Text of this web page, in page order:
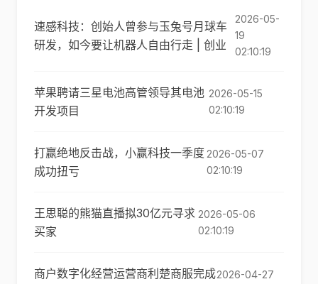
速感科技：创始人曾参与玉兔号月球车
研发，如今要让机器人自由行走 | 创业
2026-05-
19
02:10:19
苹果聘请三星电池高管领导其电池
开发项目
2026-05-15
02:10:19
打赢绝地反击战，小赢科技一季度
成功扭亏
2026-05-07
02:10:19
王思聪的熊猫直播拟30亿元寻求
买家
2026-05-06
02:10:19
商户数字化经营运营商利楚商服完成2026-04-27